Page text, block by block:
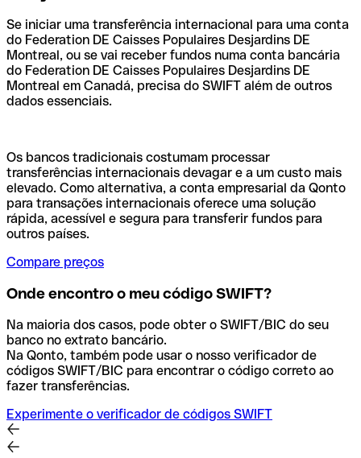
Se iniciar uma transferência internacional para uma conta
do Federation DE Caisses Populaires Desjardins DE
Montreal, ou se vai receber fundos numa conta bancária
do Federation DE Caisses Populaires Desjardins DE
Montreal em Canadá, precisa do SWIFT além de outros
dados essenciais.
Os bancos tradicionais costumam processar
transferências internacionais devagar e a um custo mais
elevado. Como alternativa, a conta empresarial da Qonto
para transações internacionais oferece uma solução
rápida, acessível e segura para transferir fundos para
outros países.
Compare preços
Onde encontro o meu código SWIFT?
Na maioria dos casos, pode obter o SWIFT/BIC do seu
banco no extrato bancário.
Na Qonto, também pode usar o nosso verificador de
códigos SWIFT/BIC para encontrar o código correto ao
fazer transferências.
Experimente o verificador de códigos SWIFT